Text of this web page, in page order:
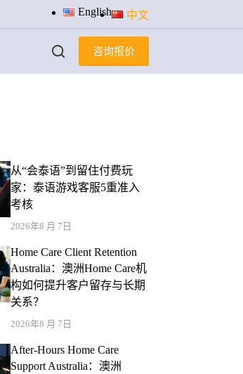
English 中文
咨询报价
从“会泰语”到留住付费玩
家：泰语游戏客服5重准入
考核
2026年8 月 7日
Home Care Client Retention
Australia：澳洲Home Care机
构如何提升客户留存与长期
关系？
2026年8 月 7日
After-Hours Home Care
Support Australia：澳洲